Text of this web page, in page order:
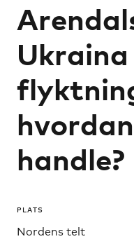
Ukraina
handle?
PLATS
Nordens telt